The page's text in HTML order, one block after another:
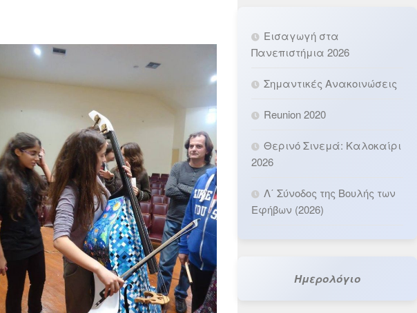
Εισαγωγή στα
Πανεπιστήμια 2026
Σημαντικές Ανακοινώσεις
Reunion 2020
Θερινό Σινεμά: Καλοκαίρι
2026
Λ΄ Σύνοδος της Βουλής των
Εφήβων (2026)
Ημερολόγιο